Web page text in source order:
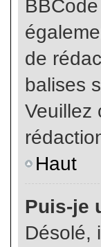
de
balises
Veuillez
Haut
Puis-je
Désolé,